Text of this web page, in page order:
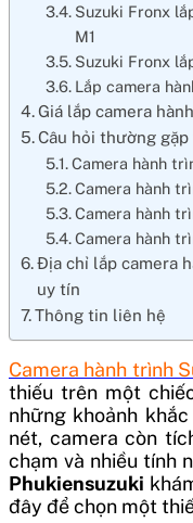
Suzuki Fronx
M1
Suzuki Fronx
Lắp camera
Giá lắp camera
Câu hỏi thường
Camera hành
Camera hành
Camera hành
Camera hành
Địa chỉ lắp camera
uy tín
Thông tin liên hệ
Camera hành trình
thiếu trên một
những khoảnh
nét, camera còn
chạm và nhiều tính
Phukiensuzuki
đây để chọn một